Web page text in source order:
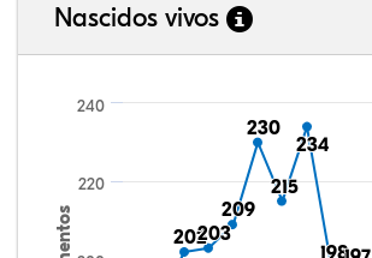
Nascidos vivos
202
202203
203
209
209
230
230
215
215
234
234
198
198
220
240